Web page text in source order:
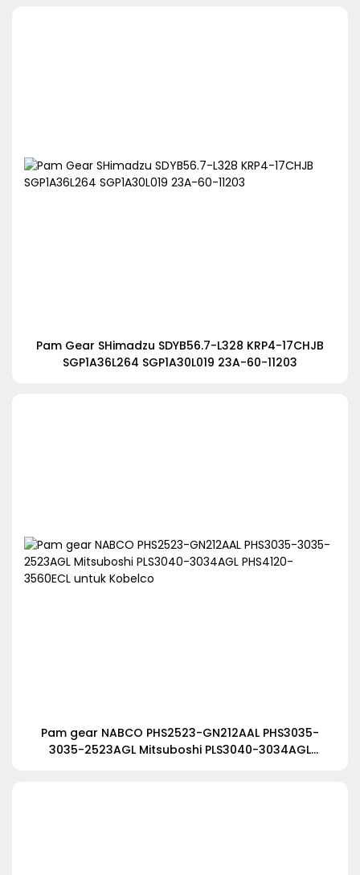
Pam Gear SHimadzu SDYB56.7-L328 KRP4-17CHJB
SGP1A36L264 SGP1A30L019 23A-60-11203
Pam gear NABCO PHS2523-GN212AAL PHS3035-
3035-2523AGL Mitsuboshi PLS3040-3034AGL